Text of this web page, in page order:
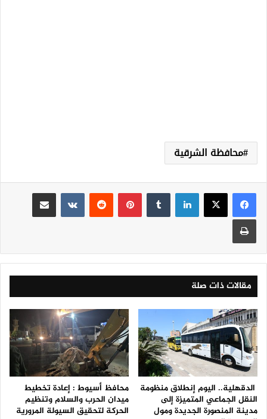
محافظة الشرقية
لينكدإن بينتيريست
مقالات ذات صلة
الدقهلية.. اليوم إنطلاق منظومة
النقل الجماعي المتميزة إلى
مدينة المنصورة الجديدة ومول
محافظ أسيوط : إعادة تخطيط
ميدان الحرب والسلام وتنظيم
الحركة لتحقيق السيولة المرورية